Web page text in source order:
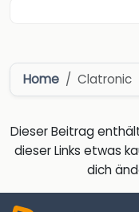
Home Clatronic
Dieser Beitrag
dieser Links etwas
dich